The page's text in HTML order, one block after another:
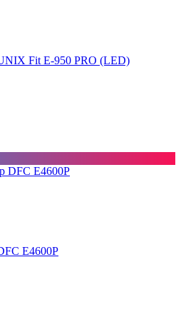
Fit E-950 PRO (LED)
E4600P